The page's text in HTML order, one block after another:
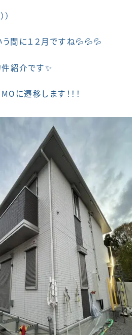
う間に１２月ですね💦💦💦
紹介です✨
に遷移します！！！